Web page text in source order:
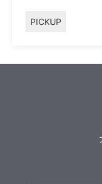
PICKUP